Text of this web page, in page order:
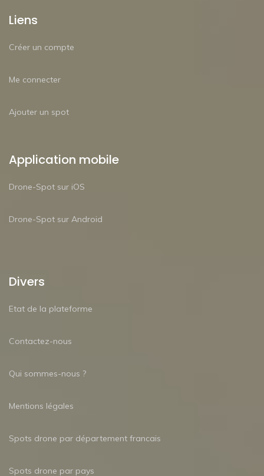
Liens
Créer un compte
Me connecter
Ajouter un spot
Application mobile
Drone-Spot sur iOS
Drone-Spot sur Android
Divers
Etat de la plateforme
Contactez-nous
Qui sommes-nous ?
Mentions légales
Spots drone par département francais
Spots drone par pays